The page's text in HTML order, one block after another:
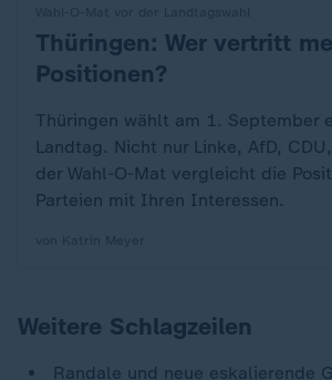
:Thüringen: Wer vertritt
Positionen?
Thüringen wählt am 1. September
Landtag. Nicht nur Linke, AfD,
der Wahl-O-Mat vergleicht die
Parteien mit Ihren Interessen.
Weitere Schlagzeilen
Randale und neue eskalierende